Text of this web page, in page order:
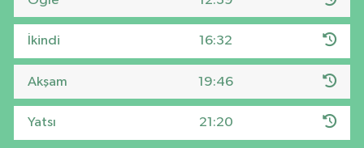
İkindi 16:32
Akşam 19:46
Yatsı 21:20